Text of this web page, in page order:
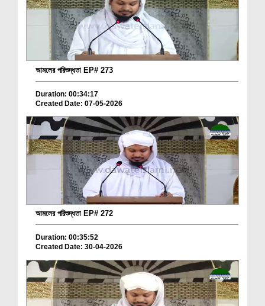
আমলের পরিশুদ্ধতা EP# 273
Duration: 00:34:17
Created Date: 07-05-2026
আমলের পরিশুদ্ধতা EP# 272
Duration: 00:35:52
Created Date: 30-04-2026